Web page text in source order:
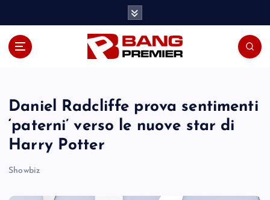
Daniel Radcliffe prova sentimenti
‘paterni’ verso le nuove star di
Harry Potter
Showbiz